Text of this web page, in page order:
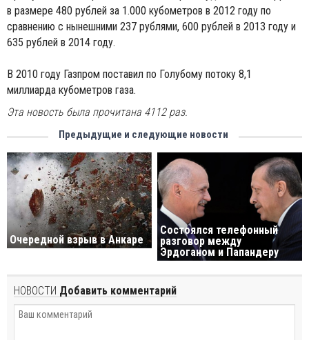
в размере 480 рублей за 1.000 кубометров в 2012 году по
сравнению с нынешними 237 рублями, 600 рублей в 2013 году и
635 рублей в 2014 году.
В 2010 году Газпром поставил по Голубому потоку 8,1
миллиарда кубометров газа.
Эта новость была прочитана 4112 раз.
Предыдущие и следующие новости
Очередной взрыв в Анкаре
Состоялся телефонный
разговор между
Эрдоганом и Папандеру
НОВОСТИ Добавить комментарий